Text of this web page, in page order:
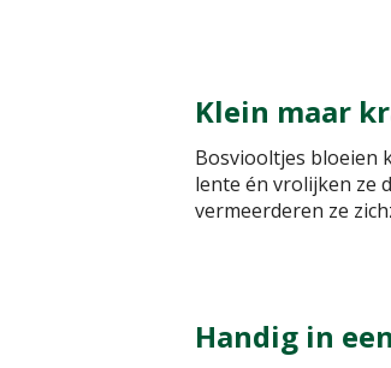
Klein maar
Bosviooltjes bloeien
lente én vrolijken ze
vermeerderen ze
Handig in